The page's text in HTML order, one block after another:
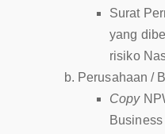
Surat
yang
risiko
Perusahaan /
Copy